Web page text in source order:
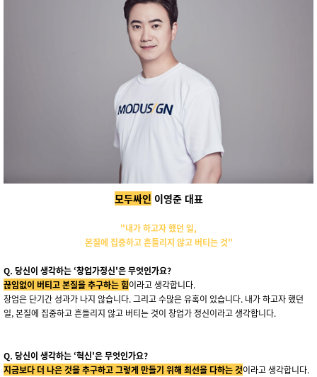
모두싸인 이영준 대표
"내가 하고자 했던 일,
본질에 집중하고 흔들리지 않고 버티는 것"
Q. 당신이 생각하는 ‘창업가정신'은 무엇인가요?
끊임없이 버티고 본질을 추구하는 힘이라고 생각합니다.
창업은 단기간 성과가 나지 않습니다. 그리고 수많은 유혹이 있습니다. 내가 하고자 했던
일, 본질에 집중하고 흔들리지 않고 버티는 것이 창업가 정신이라고 생각합니다.
Q. 당신이 생각하는 ‘혁신'은 무엇인가요?
지금보다 더 나은 것을 추구하고 그렇게 만들기 위해 최선을 다하는 것이라고 생각합니다.